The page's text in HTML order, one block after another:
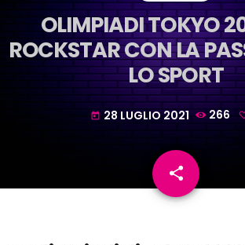
OLIMPIADI TOKYO
ROCKSTAR CON LA
LO SPORT
today 28 LUGLIO 2021 266
share
email